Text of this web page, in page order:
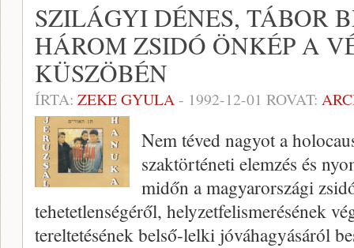
SZILÁGYI DÉNES, TÁBOR
HÁROM ZSIDÓ ÖNKÉP A
KÜSZÖBÉN
ÍRTA: ZEKE GYULA- 1992-12-01 ROVAT:
Nem téved nagyot a
szaktörténeti elemzés és
midőn a magyarországi
tehetetlenségéről, helyzetfelismerésének
tereltetésének belső-lelki jóváhagyásáról